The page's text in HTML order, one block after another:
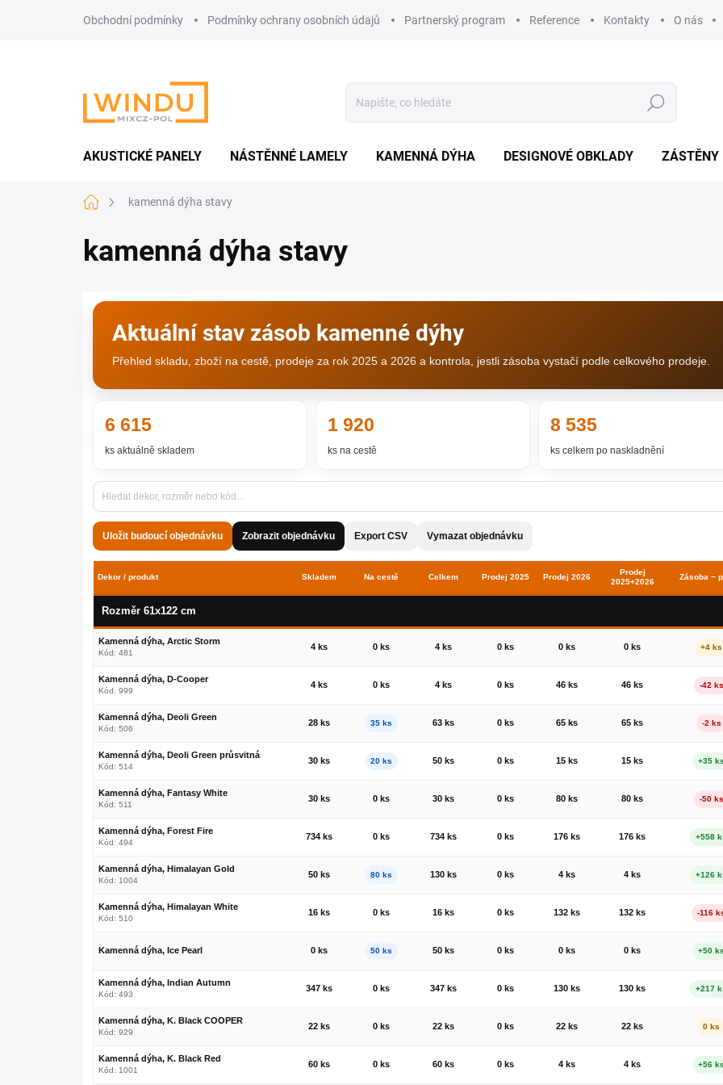
Obchodní podmínky Podmínky ochrany osobních údajů Partnerský program Reference Kontakty O nás
Hledat
AKUSTICKÉ PANELY NÁSTĚNNÉ LAMELY KAMENNÁ DÝHA DESIGNOVÉ OBKLADY ZÁSTĚNY
Domů kamenná dýha stavy
kamenná dýha stavy
Aktuální stav zásob kamenné dýhy
Přehled skladu, zboží na cestě, prodeje za rok 2025 a 2026 a kontrola, jestli zásoba vystačí podle celkového prodeje.
6 615
ks aktuálně skladem
1 920
ks na cestě
8 535
ks celkem po naskladnění
Uložit budoucí objednávku Zobrazit objednávku Export CSV Vymazat objednávku
Dekor / produkt Skladem Na cestě Celkem Prodej 2025 Prodej 2026
Prodej
2025+2026
Zásoba −
Rozměr 61x122 cm
Kamenná dýha, Arctic Storm
Kód: 481
4 ks 0 ks 4 ks 0 ks 0 ks 0 ks +4 ks
Kamenná dýha, D-Cooper
Kód: 999
4 ks 0 ks 4 ks 0 ks 46 ks 46 ks -42 ks
Kamenná dýha, Deoli Green
Kód: 506
28 ks 35 ks 63 ks 0 ks 65 ks 65 ks -2 ks
Kamenná dýha, Deoli Green průsvitná
Kód: 514
30 ks 20 ks 50 ks 0 ks 15 ks 15 ks +35
Kamenná dýha, Fantasy White
Kód: 511
30 ks 0 ks 30 ks 0 ks 80 ks 80 ks -50 ks
Kamenná dýha, Forest Fire
Kód: 494
734 ks 0 ks 734 ks 0 ks 176 ks 176 ks +558
Kamenná dýha, Himalayan Gold
Kód: 1004
50 ks 80 ks 130 ks 0 ks 4 ks 4 ks +126
Kamenná dýha, Himalayan White
Kód: 510
16 ks 0 ks 16 ks 0 ks 132 ks 132 ks -116
Kamenná dýha, Ice Pearl 0 ks 50 ks 50 ks 0 ks 0 ks 0 ks +50
Kamenná dýha, Indian Autumn
Kód: 493
347 ks 0 ks 347 ks 0 ks 130 ks 130 ks +217
Kamenná dýha, K. Black COOPER
Kód: 929
22 ks 0 ks 22 ks 0 ks 22 ks 22 ks 0 ks
Kamenná dýha, K. Black Red
Kód: 1001
60 ks 0 ks 60 ks 0 ks 4 ks 4 ks +56